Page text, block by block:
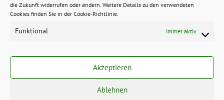
die Zukunft widerrufen oder ändern. Weitere Details zu den verwendeten
Cookies finden Sie in der Cookie-Richtlinie.
Funktional Immer aktiv
Akzeptieren
Ablehnen
freie grüne Themesunflower‐ ein